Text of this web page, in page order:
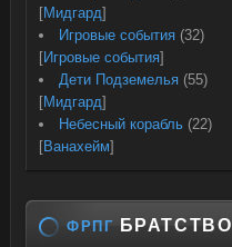
[Мидгард]
Игровые события (32)
[Игровые события]
Дети Подземелья (55)
[Мидгард]
Небесный корабль (22)
[Ванахейм]
ФРПГ БРАТСТВО